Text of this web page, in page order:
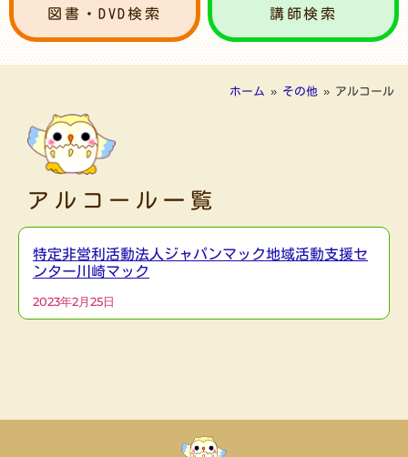
図書・DVD検索 講師検索
ホーム » その他 » アルコール
アルコール一覧
特定非営利活動法人ジャパンマック地域活動支援セ
ンター川崎マック
2023年2月25日